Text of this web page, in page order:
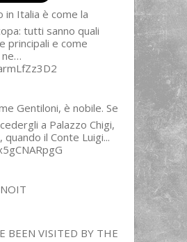
in Italia è come la
tutti sanno quali
principali e come
ne…
Gentiloni, è nobile. Se
a Palazzo Chigi,
il Conte Luigi...
BEEN VISITED BY THE